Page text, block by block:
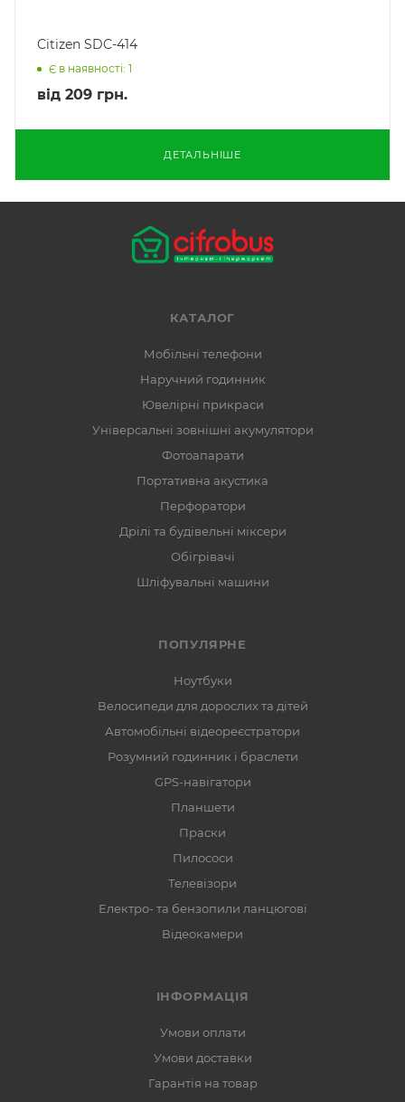
Citizen SDC-414
Є в наявності: 1
від 209 грн.
ДЕТАЛЬНІШЕ
КАТАЛОГ
Мобільні телефони
Наручний годинник
Ювелірні прикраси
Універсальні зовнішні акумулятори
Фотоапарати
Портативна акустика
Перфоратори
Дрілі та будівельні міксери
Обігрівачі
Шліфувальні машини
ПОПУЛЯРНЕ
Ноутбуки
Велосипеди для дорослих та дітей
Автомобільні відеореєстратори
Розумний годинник і браслети
GPS-навігатори
Планшети
Праски
Пилососи
Телевізори
Електро- та бензопили ланцюгові
Відеокамери
ІНФОРМАЦІЯ
Умови оплати
Умови доставки
Гарантія на товар